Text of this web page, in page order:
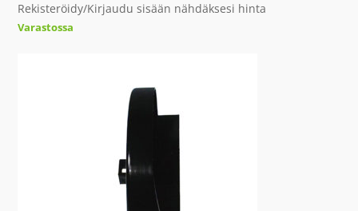
Rekisteröidy/Kirjaudu sisään nähdäksesi hinta
Varastossa